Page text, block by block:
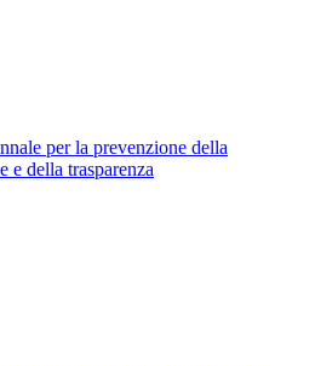
per la prevenzione della
e della trasparenza